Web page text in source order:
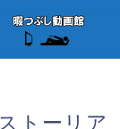
トーリア